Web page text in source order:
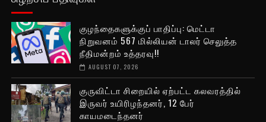
குழந்தைகளுக்குப் பாதிப்பு: மெட்டா
நிறுவனம் 567 மில்லியன் டாலர் செலுத்த
நீதிமன்றம் உத்தரவு!!
AUGUST 07, 2026
குருவிட்டா சிறையில் ஏற்பட்ட கலவரத்தில்
இருவர் உயிரிழந்தனர், 12 பேர்
காயமடைந்தனர்